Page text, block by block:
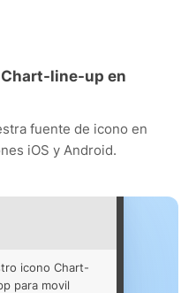
line-up en
fuente de icono en
iOS y Android.
icono Chart-
para movil